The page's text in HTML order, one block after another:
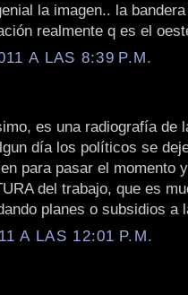
la imagen.. la
realmente q es el
A LAS 8:39 P.M.
es una radiografía de
día los políticos se
para pasar el momento
del trabajo, que es
planes o subsidios a
A LAS 12:01 P.M.